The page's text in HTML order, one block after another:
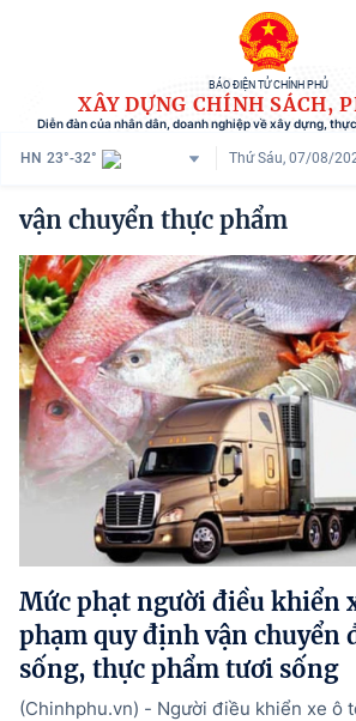
BÁO ĐIỆN TỬ CHÍNH PHỦ
XÂY DỰNG CHÍNH SÁCH,
Diễn đàn của nhân dân, doanh nghiệp về xây dựng,
HN 23°-32° Thứ Sáu, 07/08/
Danh mục
Trang chủ
Chính sách mới
Tham vấn chính sách
Người dân góp ý
Doanh nghiệp hiến kế
Chính sách và cuộc sống
Hướng dẫn thực hiện chính sách
Phát triển kinh tế tư nhân và doanh
Ocop và chuỗi giá trị Nông sản
Kinh tế tư nhân
vận chuyển thực phẩm
Mức phạt người điều khiển
phạm quy định vận chuyển
sống, thực phẩm tươi sống
(Chinhphu.vn) - Người điều khiển xe ô